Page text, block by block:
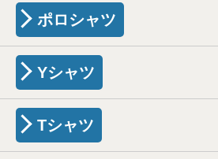
ポロシャツ
Yシャツ
Tシャツ